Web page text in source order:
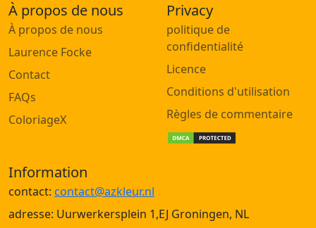
À propos de nous
À propos de nous
Laurence Focke
Contact
FAQs
ColoriageX
Privacy
politique de
confidentialité
Licence
Conditions d'utilisation
Règles de commentaire
Information
contact: contact@azkleur.nl
adresse: Uurwerkersplein 1,EJ Groningen, NL